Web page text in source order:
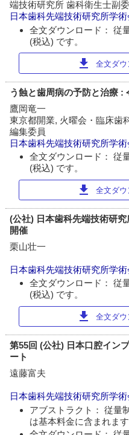
端技術研究所 歯科衛生士副
日本歯科先端技術研究所学
全文ダウンロード： 従
(税込) です。
download 全文ダ
う蝕と歯周病の予防と治療 :
鷹岡竜一
東京都開業, 火曜会・臨床歯
編集委員
日本歯科先端技術研究所学
全文ダウンロード： 従
(税込) です。
download 全文ダ
(公社) 日本歯科先端技術研
開催
栗山壮一
日本歯科先端技術研究所学
全文ダウンロード： 従
(税込) です。
download 全文ダ
第55回 (公社) 日本口腔イン
ート
遠藤富夫
日本歯科先端技術研究所学
アブストラクト： 従量
は基本料金に含まれます